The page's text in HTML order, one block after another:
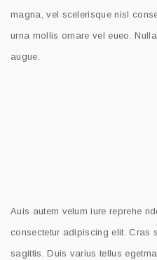
magna, vel scelerisque nisl
urna mollis ornare vel eueo.
augue.
Auis autem velum iure reprehe
consectetur adipiscing elit. Cras
sagittis. Duis varius tellus